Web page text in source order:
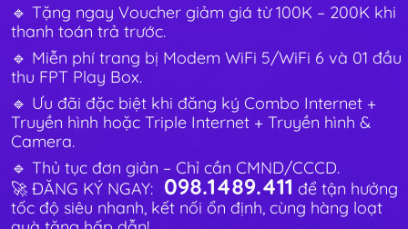
🔹 Tặng ngay Voucher giảm giá từ 100K – 200K khi
thanh toán trả trước.
🔹 Miễn phí trang bị Modem WiFi 5/WiFi 6 và 01 đầu
thu FPT Play Box.
🔹 Ưu đãi đặc biệt khi đăng ký Combo Internet +
Truyền hình hoặc Triple Internet + Truyền hình &
Camera.
🔹 Thủ tục đơn giản – Chỉ cần CMND/CCCD.
🚀 ĐĂNG KÝ NGAY: 098.1489.411 để tận hưởng
tốc độ siêu nhanh, kết nối ổn định, cùng hàng loạt